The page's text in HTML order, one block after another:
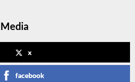
x
facebook